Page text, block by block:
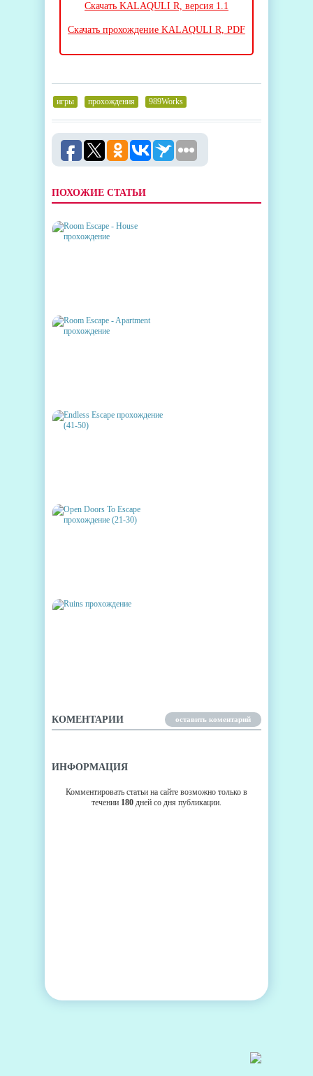
Скачать KALAQULI R, версия 1.1
Скачать прохождение KALAQULI R, PDF
игры прохождения 989Works
ПОХОЖИЕ СТАТЬИ
КОМЕНТАРИИ оставить коментарий
ИНФОРМАЦИЯ
Комментировать статьи на сайте возможно только в
течении 180 дней со дня публикации.